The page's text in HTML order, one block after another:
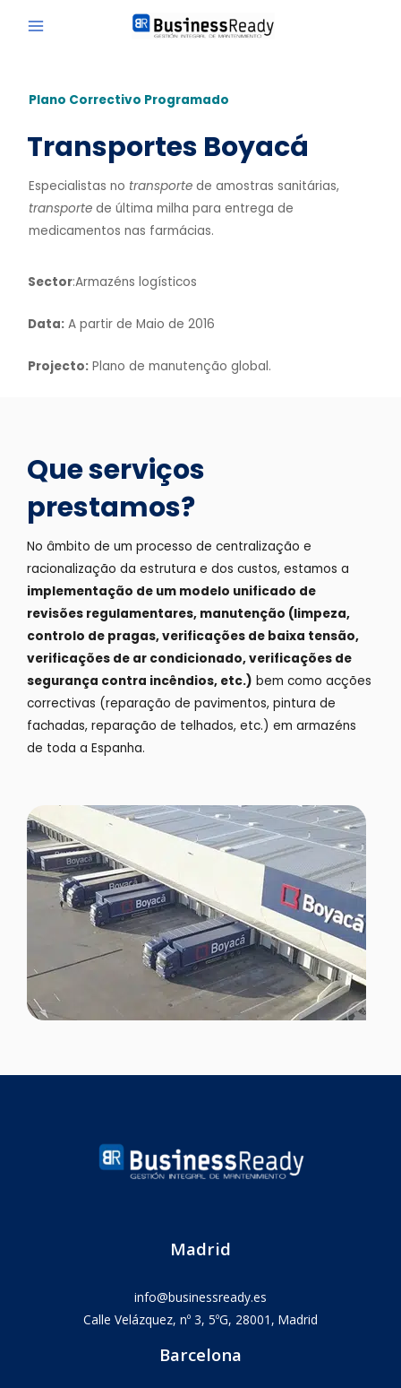
Plano Correctivo Programado
Transportes Boyacá
Especialistas no transporte de amostras sanitárias,
transporte de última milha para entrega de
medicamentos nas farmácias.
Sector:Armazéns logísticos
Data: A partir de Maio de 2016
Projecto: Plano de manutenção global.
Que serviços
prestamos?
No âmbito de um processo de centralização e
racionalização da estrutura e dos custos, estamos a
implementação de um modelo unificado de
revisões regulamentares, manutenção (limpeza,
controlo de pragas, verificações de baixa tensão,
verificações de ar condicionado, verificações de
segurança contra incêndios, etc.) bem como acções
correctivas (reparação de pavimentos, pintura de
fachadas, reparação de telhados, etc.) em armazéns
de toda a Espanha.
Madrid
info@businessready.es
Calle Velázquez, nº 3, 5ºG, 28001, Madrid
Barcelona